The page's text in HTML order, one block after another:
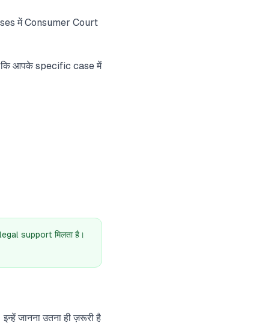
में Consumer Court
आपके specific case में
support मिलता है।
जानना उतना ही ज़रूरी है